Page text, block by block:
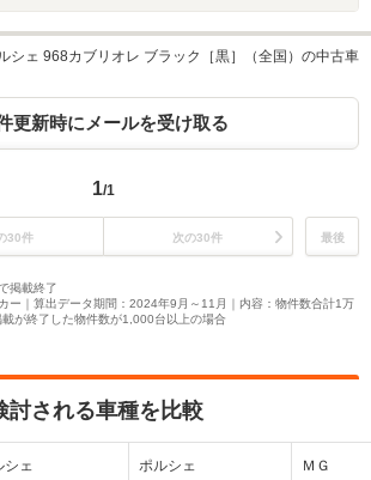
シェ 968カブリオレ ブラック［黒］（全国）の中古車
更新時にメールを受け取る
1/1
30件 次の30件 最後
掲載終了
ー｜算出データ期間：2024年9月～11月｜内容：物件数合計1万
が終了した物件数が1,000台以上の場合
討される車種を比較
シェ ポルシェ ＭＧ